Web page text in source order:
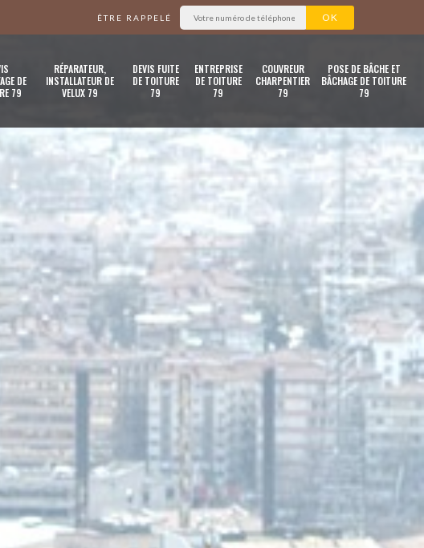
ÊTRE RAPPELÉ
DE
79
RÉPARATEUR,
INSTALLATEUR DE
VELUX 79
DEVIS FUITE
DE TOITURE
79
ENTREPRISE
DE TOITURE
79
COUVREUR
CHARPENTIER
79
POSE DE BÂCHE ET
BÂCHAGE DE TOITURE
79